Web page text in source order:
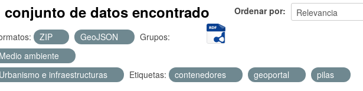
Ordenar por
conjunto de datos encontrado
ZIP GeoJSON
Grupos:
Medio ambiente
Urbanismo e infraestructuras
Etiquetas: contenedores geoportal pilas